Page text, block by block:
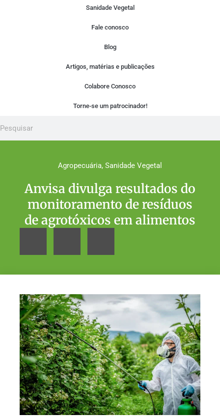
Sanidade Vegetal
Fale conosco
Blog
Artigos, matérias e publicações
Colabore Conosco
Torne-se um patrocinador!
Agropecuária, Sanidade Vegetal
Anvisa divulga resultados do
monitoramento de resíduos
de agrotóxicos em alimentos